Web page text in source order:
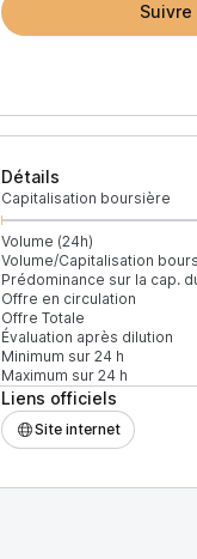
Suivre
Détails
Capitalisation boursière
Volume (24h)
Volume/Capitalisation
Prédominance sur la cap.
Offre en circulation
Offre Totale
Évaluation après dilution
Minimum sur 24 h
Maximum sur 24 h
Liens officiels
Site internet
% du volume
100 %